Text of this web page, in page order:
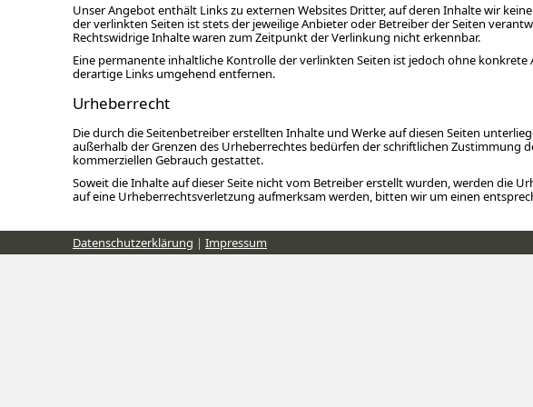
Unser Angebot enthält Links zu externen Websites Dritter, auf deren Inhalte wir
der verlinkten Seiten ist stets der jeweilige Anbieter oder Betreiber der Seiten
Rechtswidrige Inhalte waren zum Zeitpunkt der Verlinkung nicht erkennbar.
Eine permanente inhaltliche Kontrolle der verlinkten Seiten ist jedoch ohne
derartige Links umgehend entfernen.
Urheberrecht
Die durch die Seitenbetreiber erstellten Inhalte und Werke auf diesen Seiten
außerhalb der Grenzen des Urheberrechtes bedürfen der schriftlichen Zustimmung
kommerziellen Gebrauch gestattet.
Soweit die Inhalte auf dieser Seite nicht vom Betreiber erstellt wurden, werden die
auf eine Urheberrechtsverletzung aufmerksam werden, bitten wir um einen
Datenschutzerklärung | Impressum